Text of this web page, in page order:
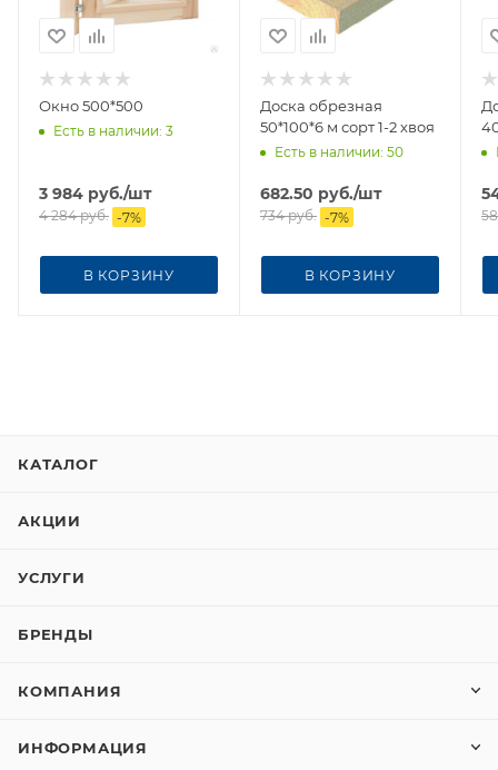
Окно 500*500
Есть в наличии: 3
3 984 руб./шт
4 284руб. -7%
В КОРЗИНУ
Доска обрезная
50*100*6 м сорт 1-2 хвоя
Есть в наличии: 50
682.50 руб./шт
734руб. -7%
В КОРЗИНУ
КАТАЛОГ
АКЦИИ
УСЛУГИ
БРЕНДЫ
КОМПАНИЯ
ИНФОРМАЦИЯ